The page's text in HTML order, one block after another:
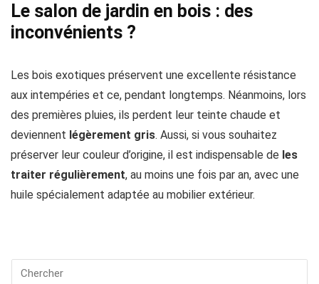
Le salon de jardin en bois : des
inconvénients ?
Les bois exotiques préservent une excellente résistance
aux intempéries et ce, pendant longtemps. Néanmoins, lors
des premières pluies, ils perdent leur teinte chaude et
deviennent légèrement gris. Aussi, si vous souhaitez
préserver leur couleur d’origine, il est indispensable de les
traiter régulièrement, au moins une fois par an, avec une
huile spécialement adaptée au mobilier extérieur.